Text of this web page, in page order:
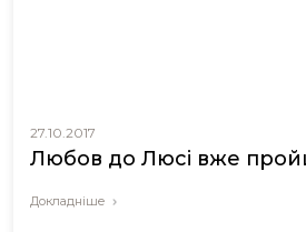
27.10.2017
Любов до Люсі вже
Докладніше